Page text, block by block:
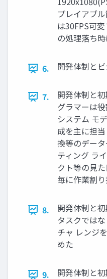
プレイアブ
は30FPS可
の処理落ち
6. 開発体制と
7.
開発体制と
グラマーは
システム モ
成を主に担
換等のデー
ティング ラ
クト等の見
毎に作業割
8.
開発体制と
タスクでは
チャ レンジ
めた
9.
開発体制と